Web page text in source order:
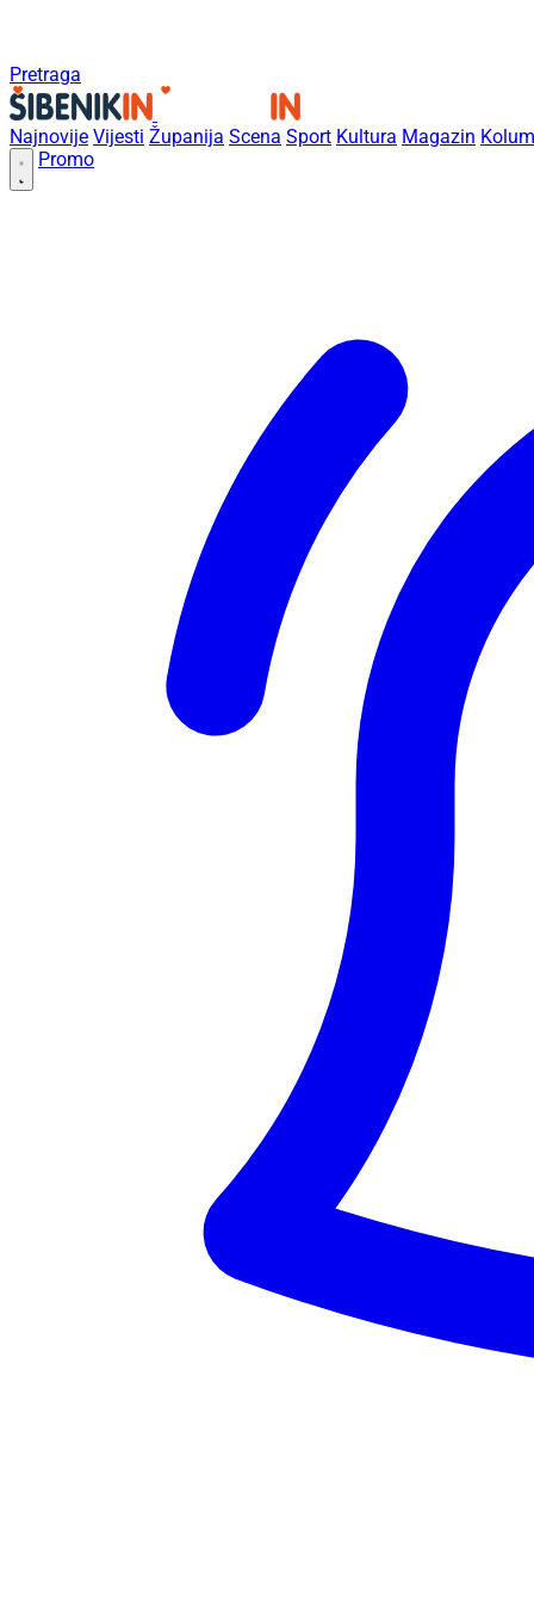
Pretraga
Najnovije Vijesti Županija Scena Sport Kultura Magazin
Promo